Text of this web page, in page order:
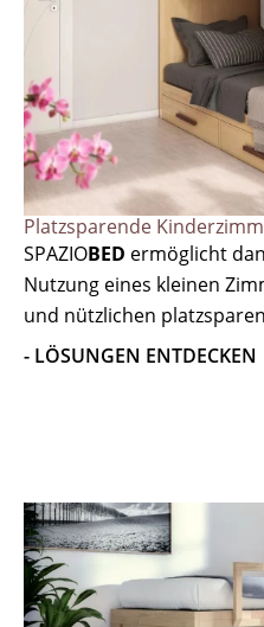
Platzsparende
SPAZIOBED ermöglicht
Nutzung eines kleinen
und nützlichen
- LÖSUNGEN ENTDECKEN